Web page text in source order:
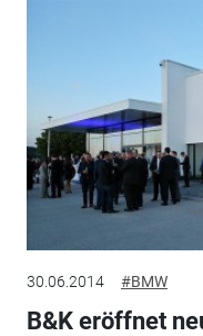
30.06.2014 #BMW
B&K eröffnet